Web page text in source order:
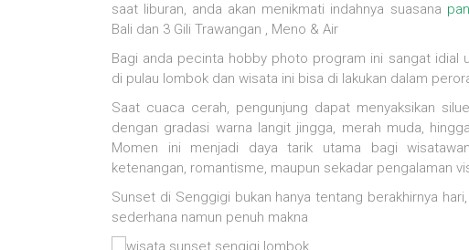
saat liburan, anda akan menikmati indahnya suasana
Bali dan 3 Gili Trawangan , Meno & Air
Bagi anda pecinta hobby photo program ini sangat idial
di pulau lombok dan wisata ini bisa di lakukan dalam
Saat cuaca cerah, pengunjung dapat menyaksikan
dengan gradasi warna langit jingga, merah muda,
Momen ini menjadi daya tarik utama bagi
ketenangan, romantisme, maupun sekadar pengalaman
Sunset di Senggigi bukan hanya tentang berakhirnya
sederhana namun penuh makna